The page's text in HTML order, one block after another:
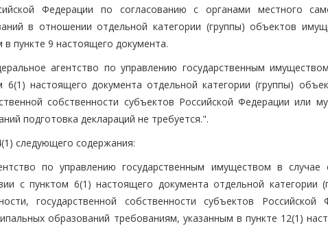
Федерации по согласованию с органами местного
в отношении отдельной категории (группы) объектов
пункте 9 настоящего документа.
агентство по управлению государственным
6(1) настоящего документа отдельной категории (группы)
собственности субъектов Российской Федерации или
подготовка деклараций не требуется.".
следующего содержания:
по управлению государственным имуществом в случае
с пунктом 6(1) настоящего документа отдельной категории
государственной собственности субъектов
образований требованиям, указанным в пункте 12(1)